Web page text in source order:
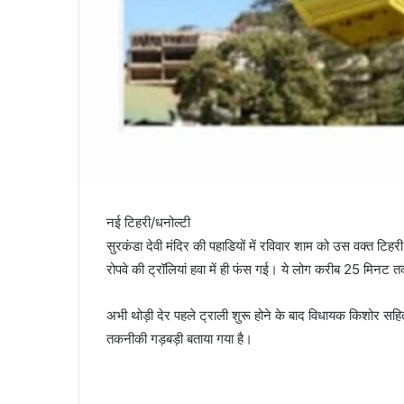
नई टिहरी/धनोल्टी
सुरकंडा देवी मंदिर की पहाडियों में रविवार शाम को उस वक्त
रोपवे की ट्रॉलियां हवा में ही फंस गई। ये लोग करीब 25 मिनट
अभी थोड़ी देर पहले ट्राली शुरू होने के बाद विधायक किशोर
तकनीकी गड़बड़ी बताया गया है।